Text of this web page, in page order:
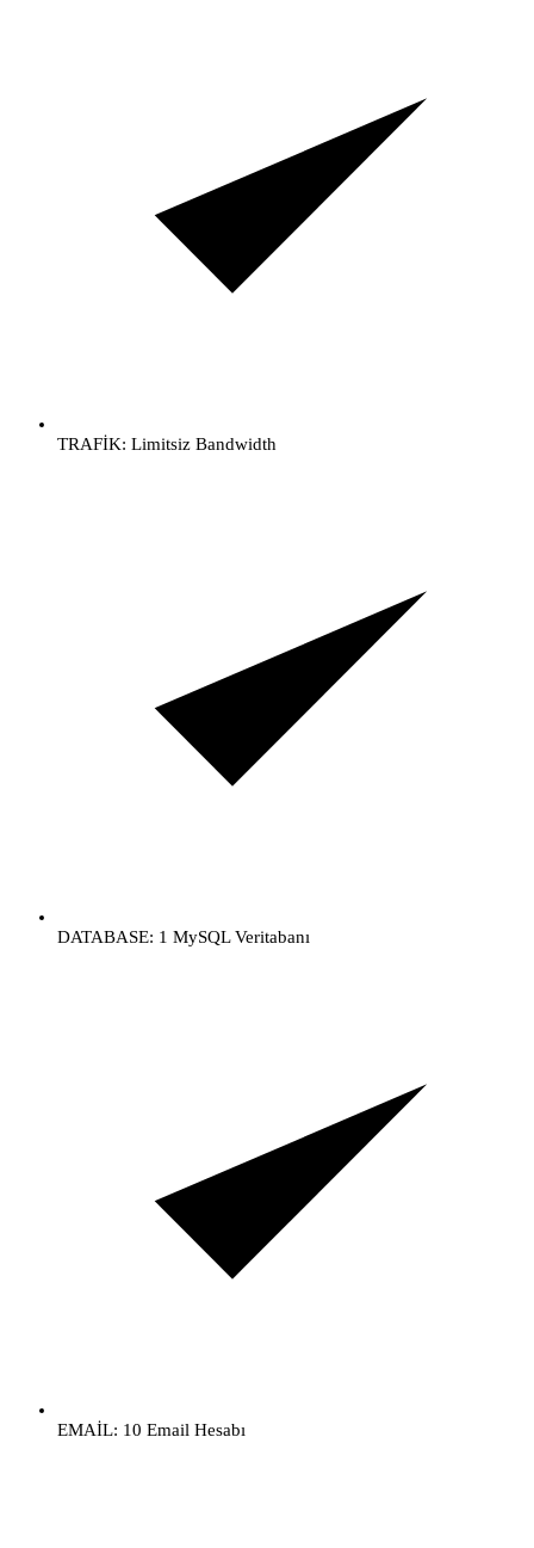
TRAFİK: Limitsiz Bandwidth
DATABASE: 1 MySQL Veritabanı
EMAİL: 10 Email Hesabı